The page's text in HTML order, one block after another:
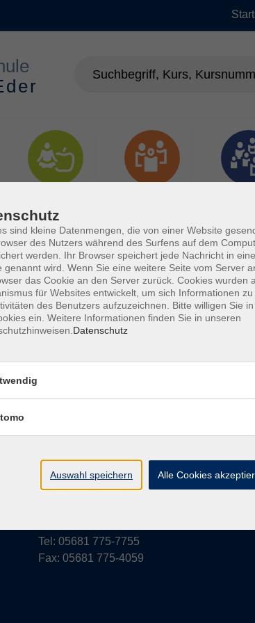
Barrierefreiheit Widerruf
Parkstraße 6
34576 Homberg (Efze)
Tel: 05681 775-7755
Fax: 05681 775-4059
sind kleine Datenmengen, die von einer Website
des Nutzers während des Surfens auf dem
werden. Ihr Browser speichert jede Nachricht in
genannt wird. Wenn Sie eine weitere Seite vom Server
das Cookie an den Server zurück. Cookies wurden
für Websites entwickelt, um sich Informationen
des Benutzers aufzuzeichnen. Bitte willigen Sie
ein. Weitere Informationen finden Sie in unseren
Datenschutz
Auswahl speichern Alle Cookies